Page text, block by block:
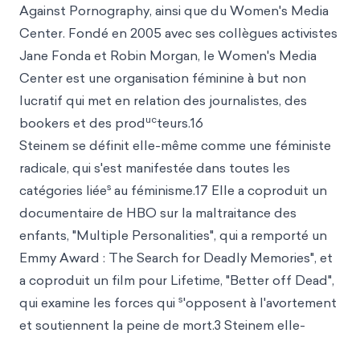
Against Pornography, ainsi que du Women's Media
Center. Fondé en 2005 avec ses collègues activistes
Jane Fonda et Robin Morgan, le Women's Media
Center est une organisation féminine à but non
lucratif qui met en relation des journalistes, des
bookers et des producteurs.16
Steinem se définit elle-même comme une féministe
radicale, qui s'est manifestée dans toutes les
catégories liées au féminisme.17 Elle a coproduit un
documentaire de HBO sur la maltraitance des
enfants, "Multiple Personalities", qui a remporté un
Emmy Award : The Search for Deadly Memories", et
a coproduit un film pour Lifetime, "Better off Dead",
qui examine les forces qui s'opposent à l'avortement
et soutiennent la peine de mort.3 Steinem elle-